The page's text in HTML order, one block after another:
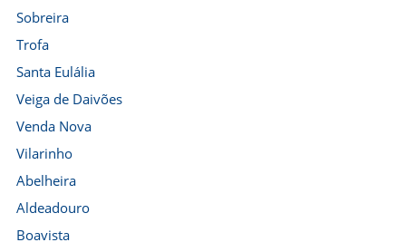
Sobreira
Trofa
Santa Eulália
Veiga de Daivões
Venda Nova
Vilarinho
Abelheira
Aldeadouro
Boavista